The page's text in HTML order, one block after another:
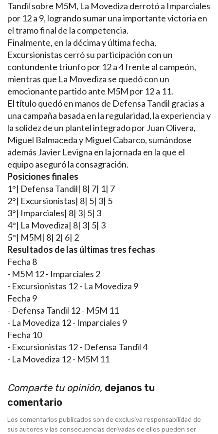
Tandil sobre M5M, La Movediza derrotó a Imparciales
por 12 a 9, logrando sumar una importante victoria en
el tramo final de la competencia.
Finalmente, en la décima y última fecha,
Excursionistas cerró su participación con un
contundente triunfo por 12 a 4 frente al campeón,
mientras que La Movediza se quedó con un
emocionante partido ante M5M por 12 a 11.
El título quedó en manos de Defensa Tandil gracias a
una campaña basada en la regularidad, la experiencia y
la solidez de un plantel integrado por Juan Olivera,
Miguel Balmaceda y Miguel Cabarco, sumándose
además Javier Levigna en la jornada en la que el
equipo aseguró la consagración.
Posiciones finales
1°| Defensa Tandil| 8| 7| 1| 7
2°| Excursionistas| 8| 5| 3| 5
3°| Imparciales| 8| 3| 5| 3
4°| La Movediza| 8| 3| 5| 3
5°| M5M| 8| 2| 6| 2
Resultados de las últimas tres fechas
Fecha 8
- M5M 12 - Imparciales 2
- Excursionistas 12 - La Movediza 9
Fecha 9
- Defensa Tandil 12 - M5M 11
- La Movediza 12 - Imparciales 9
Fecha 10
- Excursionistas 12 - Defensa Tandil 4
- La Movediza 12 - M5M 11
Comparte tu opinión, dejanos tu
comentario
Los comentarios publicados son de exclusiva responsabilidad de
sus autores y las consecuencias derivadas de ellos pueden ser